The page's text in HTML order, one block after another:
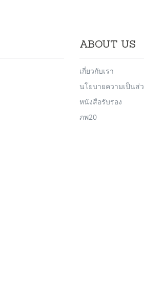
ABOUT US
เกี่ยวกับเรา
นโยบายความเป็นส่
หนังสือรับรอง
ภพ20